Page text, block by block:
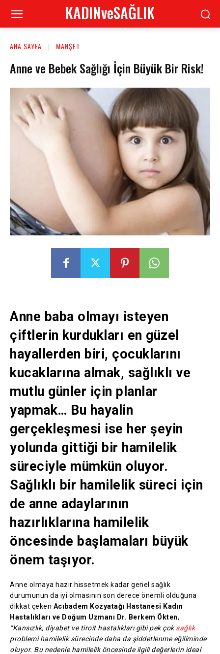
KADINveSAĞLIK
ANA SAYFA MANŞET
Anne ve Bebek Sağlığı İçin Büyük Bir Risk!
Anne baba olmayı isteyen
çiftlerin kurdukları en güzel
hayallerden biri, çocuklarını
kucaklarına almak, sağlıklı ve
mutlu günler için planlar
yapmak… Bu hayalin
gerçekleşmesi ise her şeyin
yolunda gittiği bir hamilelik
süreciyle mümkün oluyor.
Sağlıklı bir hamilelik süreci için
de anne adaylarının
hazırlıklarına hamilelik
öncesinde başlamaları büyük
önem taşıyor.
Anne olmaya hazır hissetmek kadar genel sağlık
durumunun da iyi olmasının son derece önemli olduğuna
dikkat çeken Acıbadem Kozyatağı Hastanesi Kadın
Hastalıkları ve Doğum Uzmanı Dr. Berkem Ökten,
“Kansızlık, diyabet ve tiroit hastalıkları gibi pek çoksağlık
problemi hamilelik sürecinde daha da şiddetlenme eğiliminde
oluyor. Bu nedenle hamilelik öncesinde ilgili değerlerin ideal